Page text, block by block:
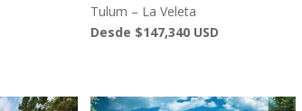
Tulum – La Veleta
Desde $147,340 USD